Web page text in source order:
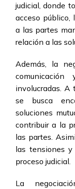
judicial, donde
acceso público,
a las partes
relación a las
Además, la
involucradas. A
se busca
soluciones
contribuir a la
las partes.
las tensiones y
proceso judicial.
La